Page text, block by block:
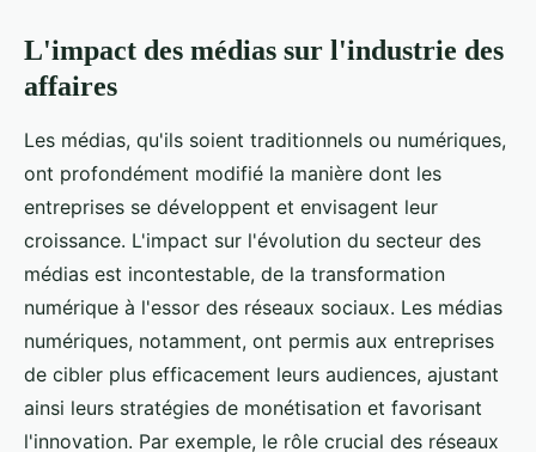
L'impact des médias sur l'industrie des
affaires
Les médias, qu'ils soient traditionnels ou numériques,
ont profondément modifié la manière dont les
entreprises se développent et envisagent leur
croissance. L'impact sur l'évolution du secteur des
médias est incontestable, de la transformation
numérique à l'essor des réseaux sociaux. Les médias
numériques, notamment, ont permis aux entreprises
de cibler plus efficacement leurs audiences, ajustant
ainsi leurs stratégies de monétisation et favorisant
l'innovation. Par exemple, le rôle crucial des réseaux